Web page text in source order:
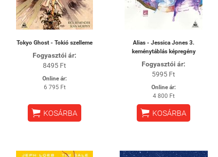
Tokyo Ghost - Tokió szelleme
Fogyasztói ár:
8495 Ft
Online ár:
6 795 Ft
 KOSÁRBA
Alias - Jessica Jones 3.
keménytáblás képregény
Fogyasztói ár:
5995 Ft
Online ár:
4 800 Ft
 KOSÁRBA